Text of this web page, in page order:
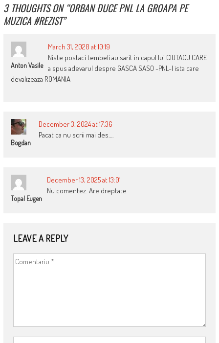
3 THOUGHTS ON “ORBAN DUCE PNL LA GROAPA PE
MUZICA #REZIST”
Anton Vasile
March 31, 2020 at 10:19
Niste postaci tembeli au sarit in capul lui CIUTACU CARE
a spus adevarul despre GASCA SASO -PNL-I ista care
devalizeaza ROMANIA
Bogdan
December 3, 2024 at 17:36
Pacat ca nu scrii mai des….
Topal Eugen
December 13, 2025 at 13:01
Nu comentez. Are dreptate
LEAVE A REPLY